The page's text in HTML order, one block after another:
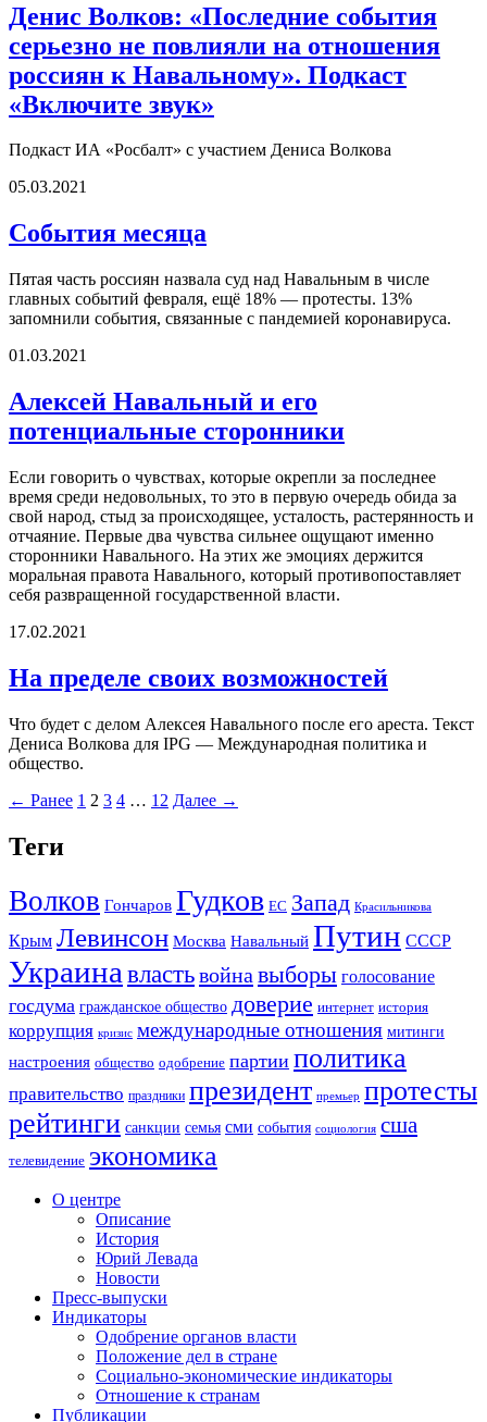
Денис Волков: «Последние события
серьезно не повлияли на отношения
россиян к Навальному». Подкаст
«Включите звук»
Подкаст ИА «Росбалт» с участием Дениса Волкова
05.03.2021
События месяца
Пятая часть россиян назвала суд над Навальным в числе
главных событий февраля, ещё 18% — протесты. 13%
запомнили события, связанные с пандемией коронавируса.
01.03.2021
Алексей Навальный и его
потенциальные сторонники
Если говорить о чувствах, которые окрепли за последнее
время среди недовольных, то это в первую очередь обида за
свой народ, стыд за происходящее, усталость, растерянность и
отчаяние. Первые два чувства сильнее ощущают именно
сторонники Навального. На этих же эмоциях держится
моральная правота Навального, который противопоставляет
себя развращенной государственной власти.
17.02.2021
На пределе своих возможностей
Что будет с делом Алексея Навального после его ареста. Текст
Дениса Волкова для IPG — Международная политика и
общество.
← Ранее 1 2 3 4 … 12 Далее →
Теги
Волков Гончаров Гудков ЕС Запад Красильникова
Крым Левинсон Москва Навальный Путин СССР
Украина властьвойна выборы голосование
госдума гражданское общество доверие интернет история
коррупция кризис международные отношения митинги
настроения общество одобрение партии политика
правительство праздники президент премьер протесты
рейтинги санкции семья сми события социология сша
телевидение экономика
О центре
Описание
История
Юрий Левада
Новости
Пресс-выпуски
Индикаторы
Одобрение органов власти
Положение дел в стране
Социально-экономические индикаторы
Отношение к странам
Публикации